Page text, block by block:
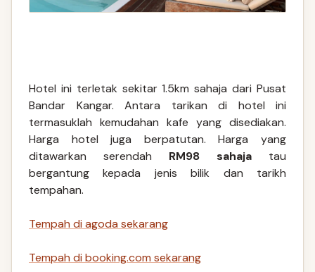
Hotel ini terletak sekitar 1.5km sahaja dari Pusat
Bandar Kangar. Antara tarikan di hotel ini
termasuklah kemudahan kafe yang disediakan.
Harga hotel juga berpatutan. Harga yang
ditawarkan serendah RM98 sahaja tau
bergantung kepada jenis bilik dan tarikh
tempahan.
Tempah di agoda sekarang
Tempah di booking.com sekarang